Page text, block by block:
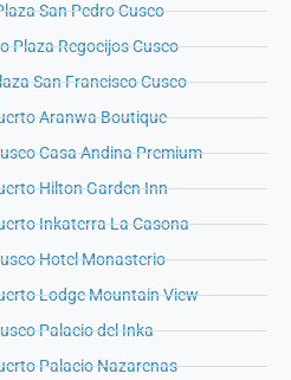
San Pedro Cusco
Plaza Regocijos Cusco
San Francisco Cusco
Aranwa Boutique
Casa Andina Premium
Hilton Garden Inn
Inkaterra La Casona
Hotel Monasterio
Lodge Mountain View
Palacio del Inka
Palacio Nazarenas